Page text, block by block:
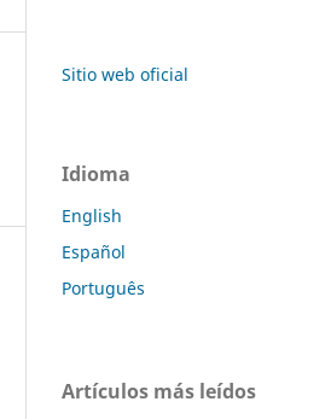
Sitio web oficial
Idioma
English
Español
Português
Artículos más leídos